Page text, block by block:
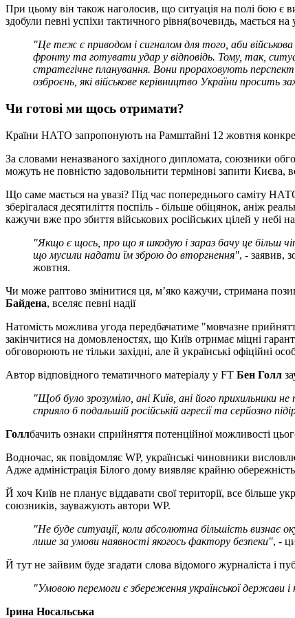
При цьому він також наголосив, що ситуація на полі бою є
здобули певні успіхи тактичного рівня(вочевидь, мається
"Це теж є приводом і сигналом для того, аби
фронту та готувати удар у відповідь. Тому, так,
стратегічне планування. Вони прораховують
озброєнь, які військове керівництво України просить
Чи готові ми щось отримати?
Країни НАТО запропонують на Рамштайні 12 жовтня
За словами неназваного західного дипломата, союзники
можуть не повністю задовольнити термінові запити
Що саме мається на увазі? Під час попереднього саміту
зберігалася десятиліття поспіль - більше обіцянок, аніж
кажучи вже про збиття військових російських цілей у небі
"Якщо є щось, про що я шкодую і зараз бачу це більш
що мусили надати їм зброю до вторгнення", - заявив,
жовтня.
Чи може раптово змінитися ця, м’яко кажучи, стримана
Байдена, вселяє певні надії
Натомість можлива угода передбачатиме "мовчазне
закінчитися на домовленостях, що Київ отримає міцні
обговорюють не тільки західні, але й українські офіційні
Автор відповідного тематичного матеріалу у FT Бен Голл
"Щоб було зрозуміло, ані Київ, ані його прихильники
сприяло б подальшій російській агресії та серйозно
Голлбачить ознаки сприйняття потенційної можливості
Водночас, як повідомляє WP, українські чиновники
Адже адміністрація Білого дому виявляє крайню
Й хоч Київ не планує віддавати свої території, все більше
союзників, зауважують автори WP.
"Не буде ситуації, коли абсолютна більшість визнає
лише за умови наявності якогось фактору безпеки", -
Й тут не зайвим буде згадати слова відомого журналіста і
"Умовою перемоги є збереження української держави і
Ірина Носальська